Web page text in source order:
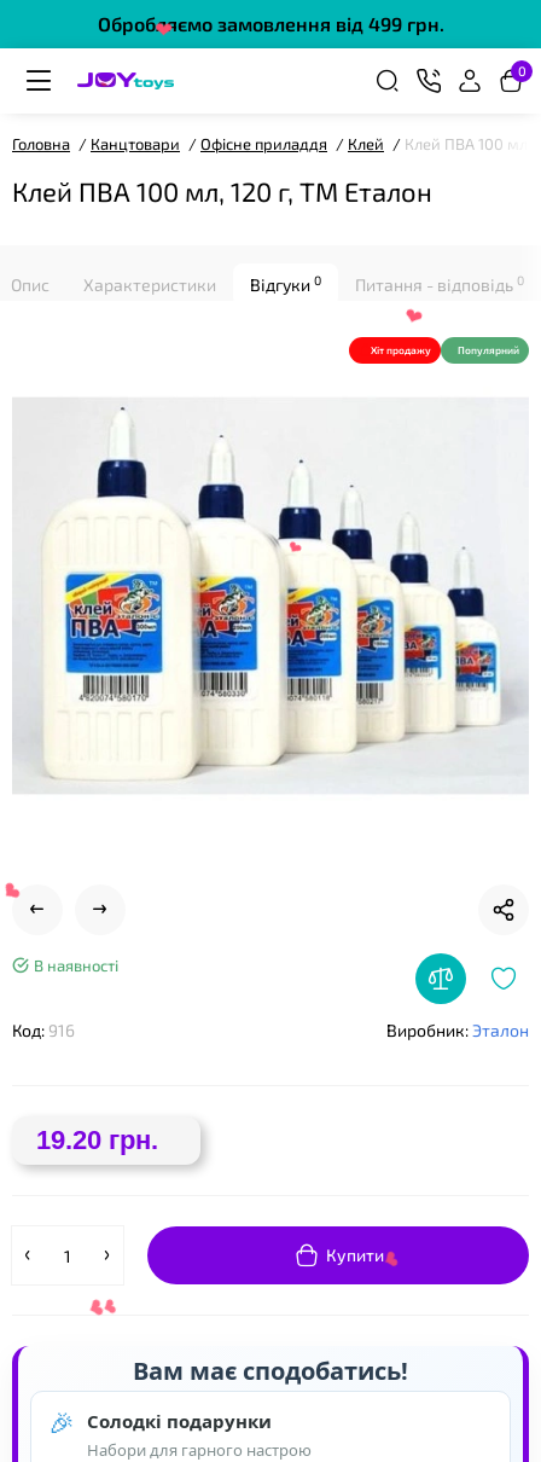
Обробляємо замовлення від 499 грн.
0
Головна Канцтовари Офісне приладдя Клей Клей ПВА 100 мл,
Клей ПВА 100 мл, 120 г, ТМ Еталон
Опис Характеристики Відгуки 0 Питання - відповідь 0
Хіт продажу Популярний
В наявності
Код: 916 Виробник:Эталон
19.20 грн.
Купити
Вам має сподобатись!
🎉 Солодкі подарунки
Набори для гарного настрою
❤
❤